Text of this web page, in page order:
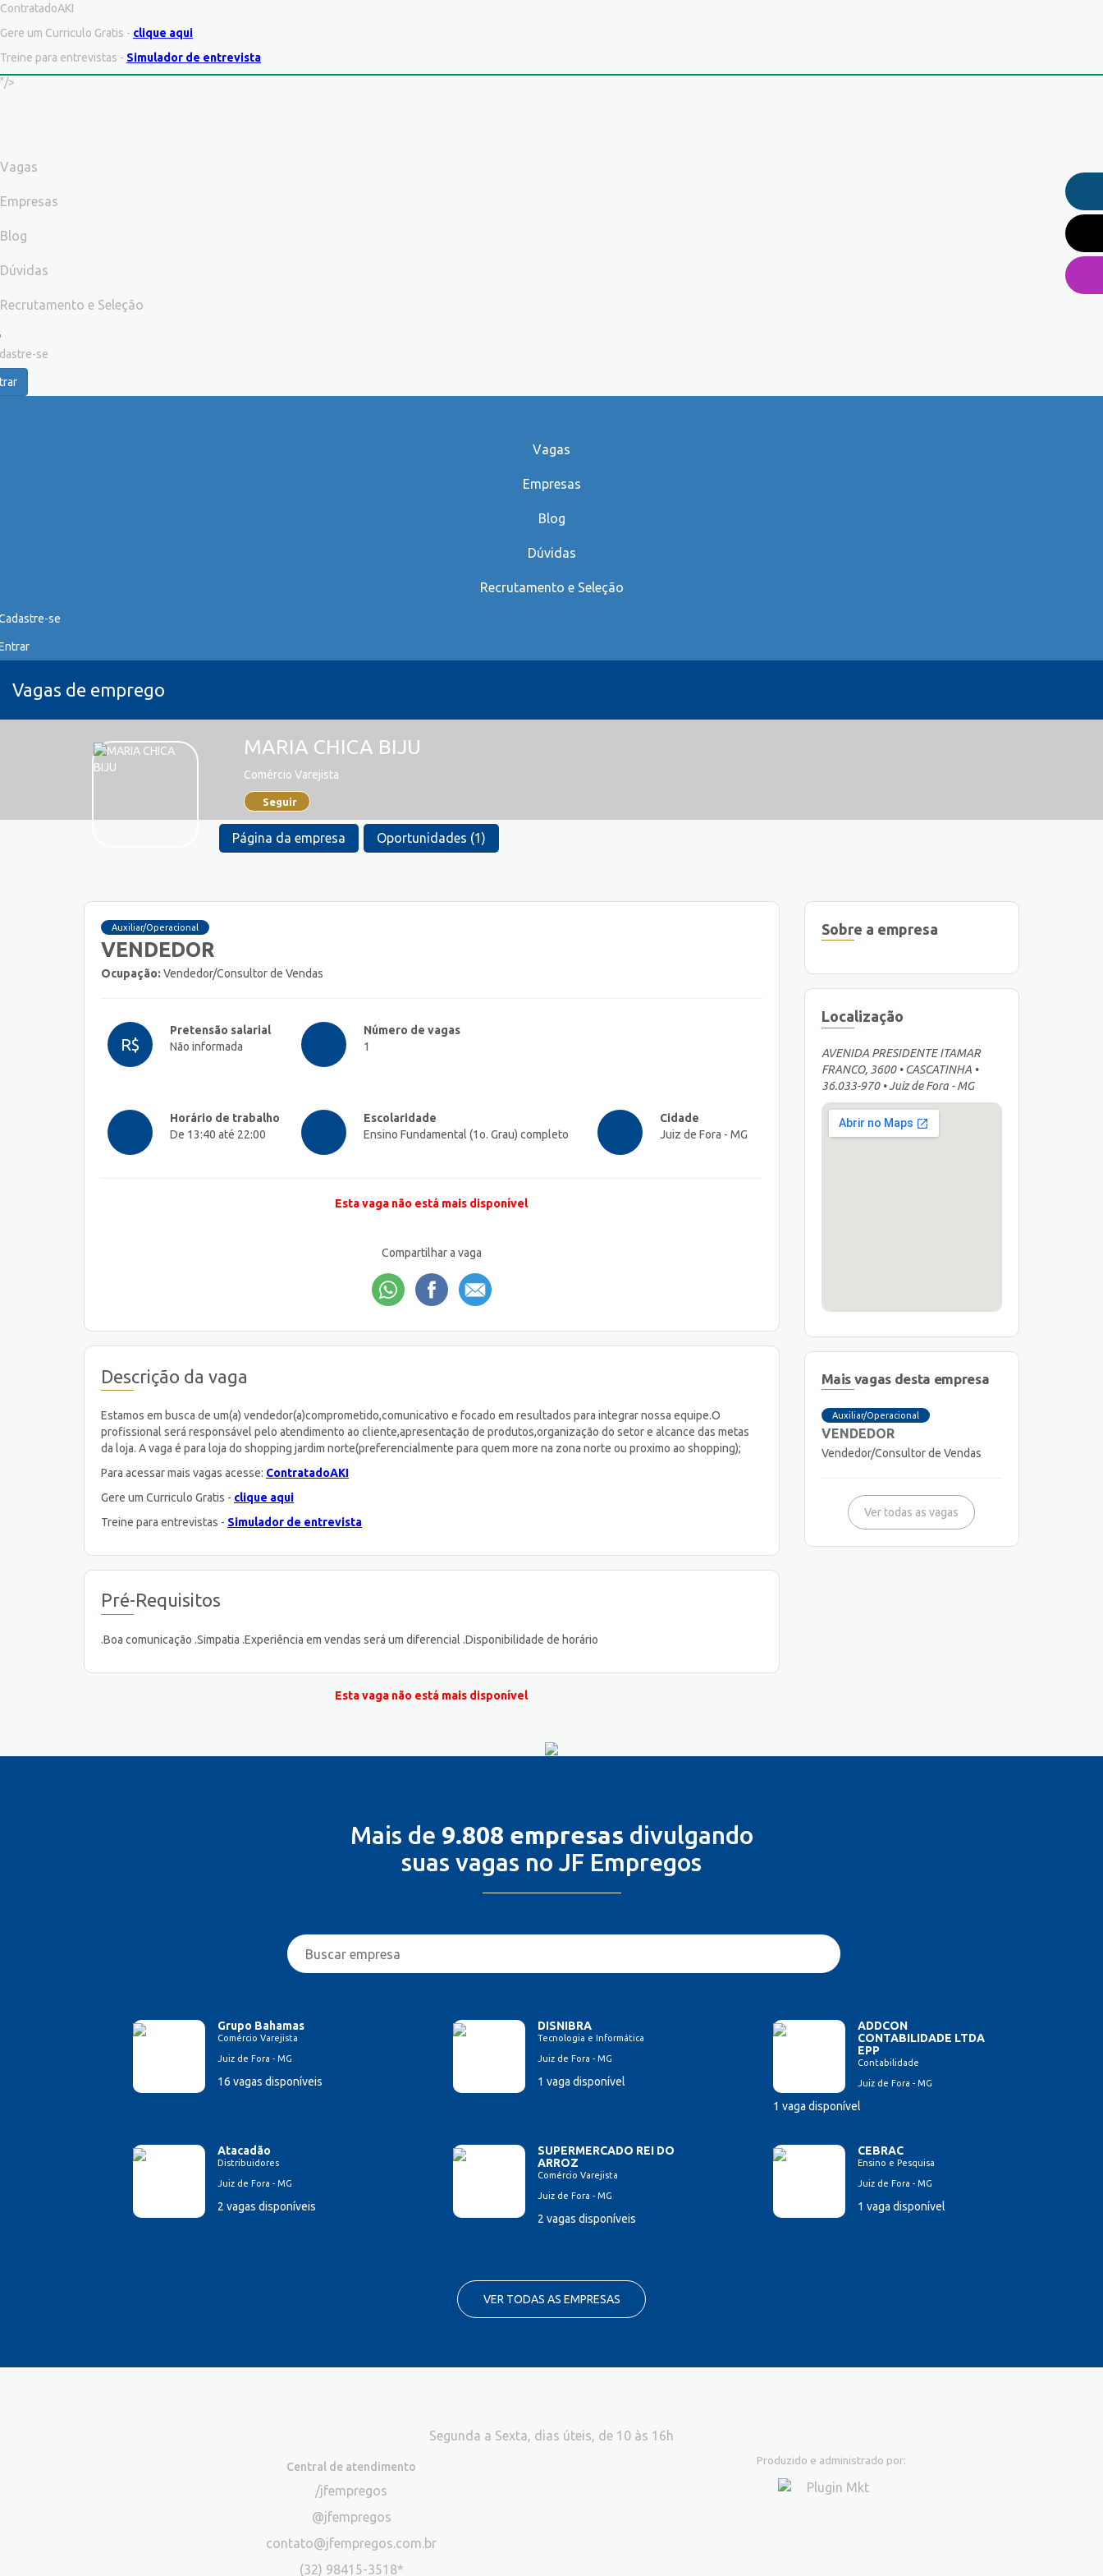
ContratadoAKI
Gere um Curriculo Gratis - clique aqui
Treine para entrevistas - Simulador de entrevista
"/>
Vagas
Empresas
Blog
Dúvidas
Recrutamento e Seleção
se
Vagas
Empresas
Blog
Dúvidas
Recrutamento e Seleção
se
Vagas de emprego
MARIA CHICA BIJU
Comércio Varejista
Seguir
Página da empresa Oportunidades (1)
Auxiliar/Operacional
VENDEDOR
Ocupação: Vendedor/Consultor de Vendas
R$
Pretensão salarial
Não informada
Número de vagas
1
Horário de trabalho
De 13:40 até 22:00
Escolaridade
Ensino Fundamental (1o. Grau) completo
Cidade
Juiz de Fora - MG
Esta vaga não está mais disponível
Compartilhar a vaga
Descrição da vaga
Estamos em busca de um(a) vendedor(a)comprometido,comunicativo e focado em resultados para integrar nossa equipe.O
profissional será responsável pelo atendimento ao cliente,apresentação de produtos,organização do setor e alcance das metas
da loja. A vaga é para loja do shopping jardim norte(preferencialmente para quem more na zona norte ou proximo ao shopping);
Para acessar mais vagas acesse: ContratadoAKI
Gere um Curriculo Gratis - clique aqui
Treine para entrevistas - Simulador de entrevista
Pré-Requisitos
.Boa comunicação .Simpatia .Experiência em vendas será um diferencial .Disponibilidade de horário
Esta vaga não está mais disponível
Sobre a empresa
Localização
AVENIDA PRESIDENTE ITAMAR
FRANCO, 3600 • CASCATINHA •
36.033-970 • Juiz de Fora - MG
Mais vagas desta empresa
Auxiliar/Operacional
VENDEDOR
Vendedor/Consultor de Vendas
Ver todas as vagas
Mais de 9.808 empresas divulgando
suas vagas no JF Empregos
Grupo Bahamas
Comércio Varejista
Juiz de Fora - MG
16 vagas disponíveis
DISNIBRA
Tecnologia e Informática
Juiz de Fora - MG
1 vaga disponível
ADDCON
CONTABILIDADE LTDA
EPP
Contabilidade
Juiz de Fora - MG
1 vaga disponível
Atacadão
Distribuidores
Juiz de Fora - MG
2 vagas disponíveis
SUPERMERCADO REI DO
ARROZ
Comércio Varejista
Juiz de Fora - MG
2 vagas disponíveis
CEBRAC
Ensino e Pesquisa
Juiz de Fora - MG
1 vaga disponível
VER TODAS AS EMPRESAS
Segunda a Sexta, dias úteis, de 10 às 16h
Central de atendimento
/jfempregos
@jfempregos
contato@jfempregos.com.br
(32) 98415-3518*
Produzido e administrado por: